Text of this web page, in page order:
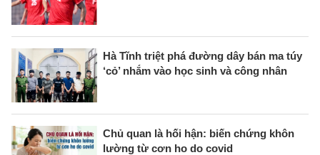
Hà Tĩnh triệt phá đường dây bán ma túy
‘cỏ’ nhắm vào học sinh và công nhân
Chủ quan là hối hận: biến chứng khôn
lường từ cơn ho do covid